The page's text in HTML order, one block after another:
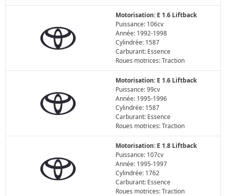
Motorisation: E 1.6 Liftback
Puissance: 106cv
Année: 1992-1998
Cylindrée: 1587
Carburant: Essence
Roues motrices: Traction
Motorisation: E 1.6 Liftback
Puissance: 99cv
Année: 1995-1996
Cylindrée: 1587
Carburant: Essence
Roues motrices: Traction
Motorisation: E 1.8 Liftback
Puissance: 107cv
Année: 1995-1997
Cylindrée: 1762
Carburant: Essence
Roues motrices: Traction